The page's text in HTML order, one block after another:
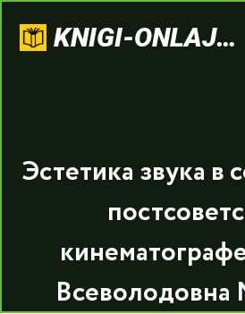
KNIGI-ONLAJN.COM
Эстетика звука в
Всеволодовна